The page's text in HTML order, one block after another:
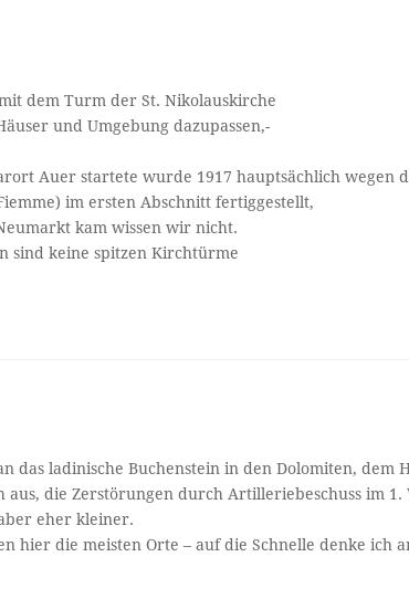
dem Turm der St. Nikolauskirche
und Umgebung dazupassen,-
Auer startete wurde 1917 hauptsächlich wegen
im ersten Abschnitt fertiggestellt,
kam wissen wir nicht.
sind keine spitzen Kirchtürme
das ladinische Buchenstein in den Dolomiten, dem
die Zerstörungen durch Artilleriebeschuss im
eher kleiner.
hier die meisten Orte – auf die Schnelle denke ich